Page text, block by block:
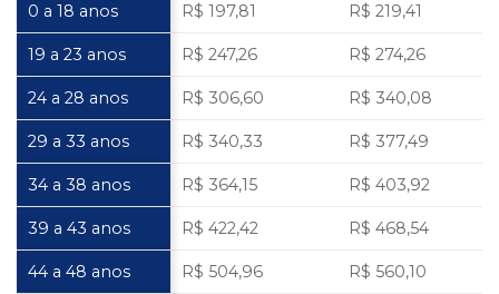
0 a 18 anos R$ 197,81 R$ 219,41
19 a 23 anos R$ 247,26 R$ 274,26
24 a 28 anos R$ 306,60 R$ 340,08
29 a 33 anos R$ 340,33 R$ 377,49
34 a 38 anos R$ 364,15 R$ 403,92
39 a 43 anos R$ 422,42 R$ 468,54
44 a 48 anos R$ 504,96 R$ 560,10